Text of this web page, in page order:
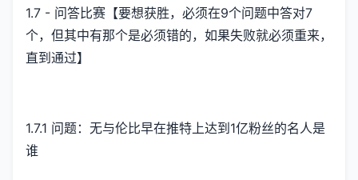
1.7 - 问答比赛【要想获胜，必须在9个问题中答对7
个，但其中有那个是必须错的，如果失败就必须重来，
直到通过】
1.7.1 问题：无与伦比早在推特上达到1亿粉丝的名人是
谁